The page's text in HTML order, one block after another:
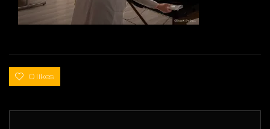
0 likes